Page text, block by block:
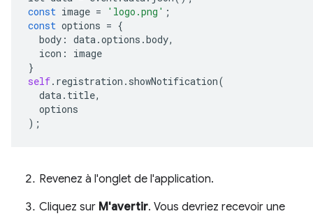
const image = 'logo.png' ;
const options = {
body : data.options .body,
icon :
image
}
self. registration . showNotification(
data. title,
options
);
Revenez à l'onglet de l'application.
Cliquez sur M'avertir. Vous devriez recevoir une